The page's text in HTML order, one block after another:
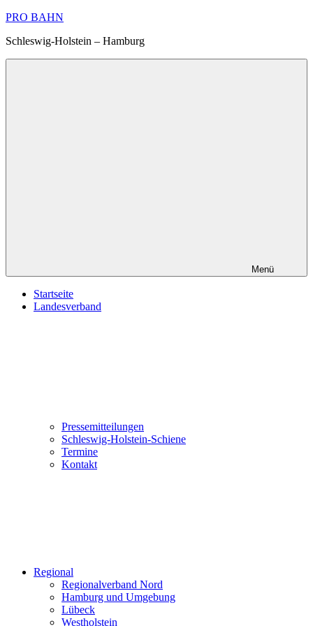
Zum
springen
PRO BAHN
Schleswig-Holstein – Hamburg
Menü
Startseite
Landesverband
Pressemitteilungen
Schleswig-Holstein-Schiene
Termine
Kontakt
Regional
Regionalverband Nord
Hamburg und Umgebung
Lübeck
Westholstein